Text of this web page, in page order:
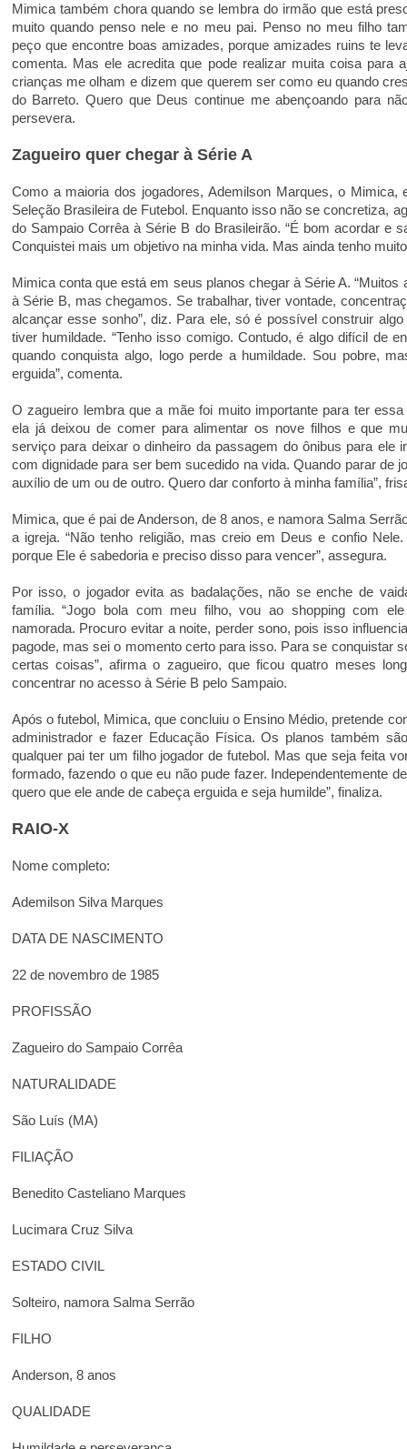
Mimica também chora quando se lembra do irmão que está
muito quando penso nele e no meu pai. Penso no meu filho
peço que encontre boas amizades, porque amizades ruins te
comenta. Mas ele acredita que pode realizar muita coisa para
crianças me olham e dizem que querem ser como eu quando
do Barreto. Quero que Deus continue me abençoando para
persevera.
Zagueiro quer chegar à Série A
Como a maioria dos jogadores, Ademilson Marques, o Mimica,
Seleção Brasileira de Futebol. Enquanto isso não se concretiza,
do Sampaio Corrêa à Série B do Brasileirão. “É bom acordar e
Conquistei mais um objetivo na minha vida. Mas ainda tenho
Mimica conta que está em seus planos chegar à Série A.
à Série B, mas chegamos. Se trabalhar, tiver vontade,
alcançar esse sonho”, diz. Para ele, só é possível construir
tiver humildade. “Tenho isso comigo. Contudo, é algo difícil de
quando conquista algo, logo perde a humildade. Sou pobre,
erguida”, comenta.
O zagueiro lembra que a mãe foi muito importante para ter
ela já deixou de comer para alimentar os nove filhos e que
serviço para deixar o dinheiro da passagem do ônibus para ele
com dignidade para ser bem sucedido na vida. Quando parar de
auxílio de um ou de outro. Quero dar conforto à minha família”,
Mimica, que é pai de Anderson, de 8 anos, e namora Salma
a igreja. “Não tenho religião, mas creio em Deus e confio
porque Ele é sabedoria e preciso disso para vencer”, assegura.
Por isso, o jogador evita as badalações, não se enche de
família. “Jogo bola com meu filho, vou ao shopping com
namorada. Procuro evitar a noite, perder sono, pois isso
pagode, mas sei o momento certo para isso. Para se conquistar
certas coisas”, afirma o zagueiro, que ficou quatro meses
concentrar no acesso à Série B pelo Sampaio.
Após o futebol, Mimica, que concluiu o Ensino Médio, pretende
administrador e fazer Educação Física. Os planos também
qualquer pai ter um filho jogador de futebol. Mas que seja feita
formado, fazendo o que eu não pude fazer. Independentemente
quero que ele ande de cabeça erguida e seja humilde”, finaliza.
RAIO-X
Nome completo:
Ademilson Silva Marques
DATA DE NASCIMENTO
22 de novembro de 1985
PROFISSÃO
Zagueiro do Sampaio Corrêa
NATURALIDADE
São Luís (MA)
FILIAÇÃO
Benedito Casteliano Marques
Lucimara Cruz Silva
ESTADO CIVIL
Solteiro, namora Salma Serrão
FILHO
Anderson, 8 anos
QUALIDADE